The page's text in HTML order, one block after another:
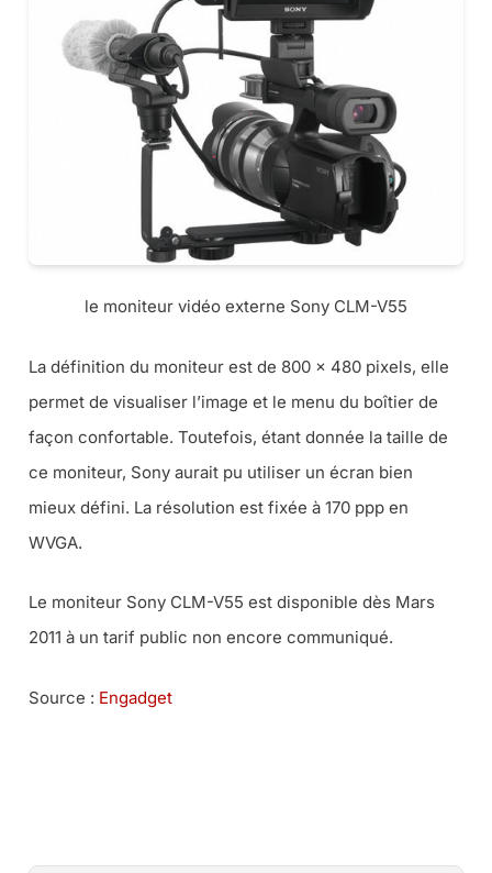
le moniteur vidéo externe Sony CLM-V55
La définition du moniteur est de 800 x 480 pixels, elle
permet de visualiser l’image et le menu du boîtier de
façon confortable. Toutefois, étant donnée la taille de
ce moniteur, Sony aurait pu utiliser un écran bien
mieux défini. La résolution est fixée à 170 ppp en
WVGA.
Le moniteur Sony CLM-V55 est disponible dès Mars
2011 à un tarif public non encore communiqué.
Source : Engadget